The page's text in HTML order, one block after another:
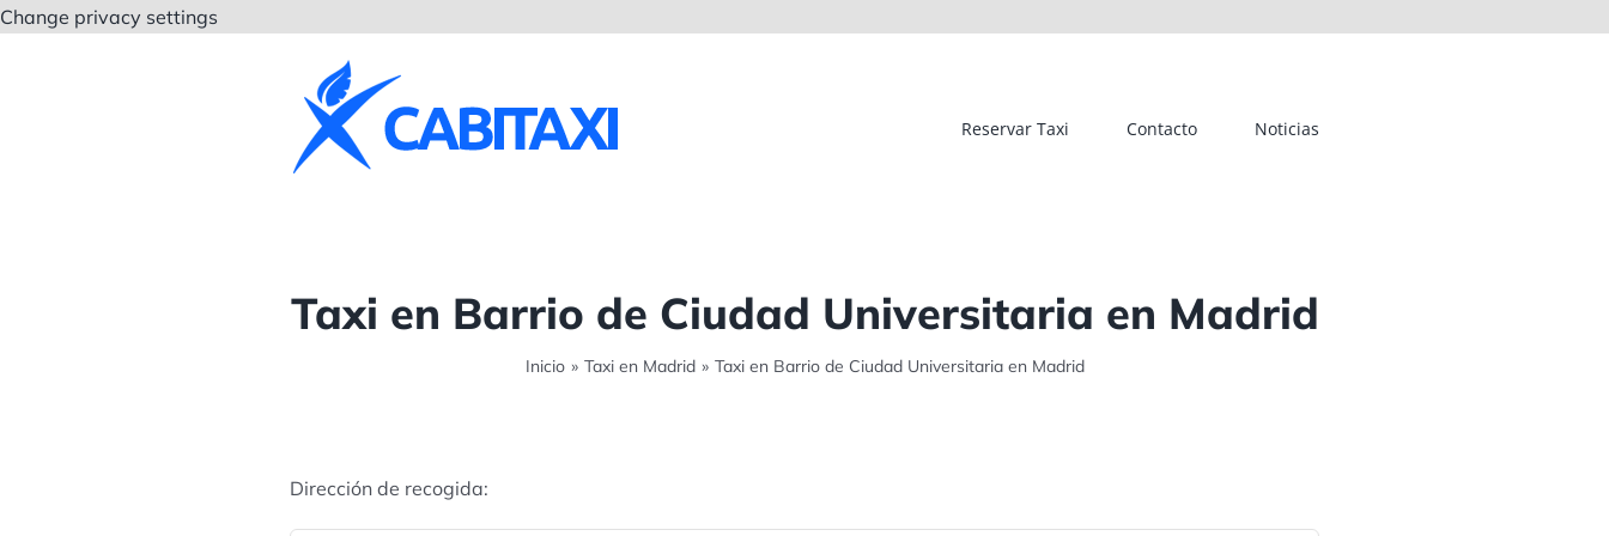
Change privacy settings
Reservar Taxi Contacto Noticias
Taxi en Barrio de Ciudad Universitaria en Madrid
Inicio » Taxi en Madrid » Taxi en Barrio de Ciudad Universitaria en Madrid
Dirección de recogida: